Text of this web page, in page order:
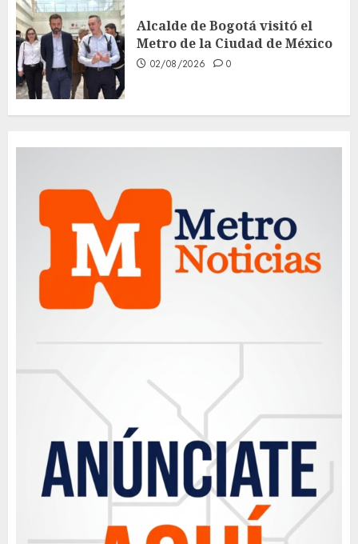
Alcalde de Bogotá visitó el
Metro de la Ciudad de México
02/08/2026 0